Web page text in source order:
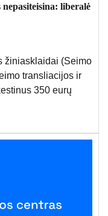
liberalė
žiniasklaidai (Seimo
transliacijos ir
350 eurų